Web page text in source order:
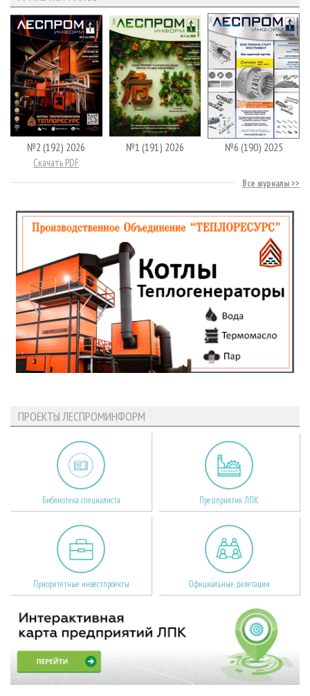
№2 (192) 2026
Скачать PDF
№1 (191) 2026 №6 (190) 2025
Все журналы
ПРОЕКТЫ ЛЕСПРОМИНФОРМ
Библиотека специалиста Предприятия ЛПК
Приоритетные инвестпроекты Официальные делегации